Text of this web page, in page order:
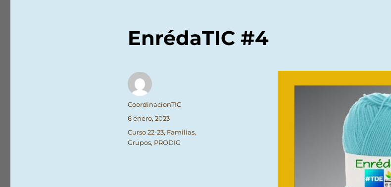
EnrédaTIC #4
Autor
CoordinacionTIC
Publicado
el
6 enero, 2023
Categorías
Curso 22-23, Familias,
Grupos, PRODIG